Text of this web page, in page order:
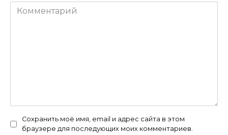
Комментарий
Сохранить моё имя, email и адрес сайта в этом
браузере для последующих моих комментариев.